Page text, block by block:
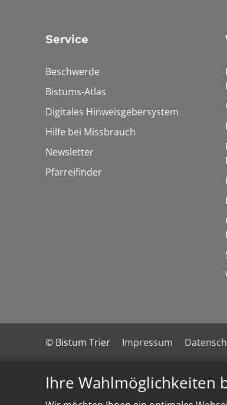
Ihre Wahlmöglichkeiten
Service
Beschwerde
Bistums-Atlas
Digitales Hinweisgebersystem
Hilfe bei Missbrauch
Newsletter
Pfarreifinder
© Bistum Trier Impressum